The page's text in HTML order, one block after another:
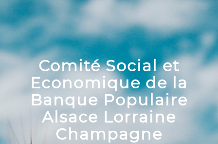
Comité Social et
Economique de la
Banque Populaire
Alsace Lorraine
Champagne